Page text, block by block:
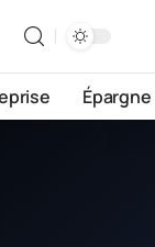
Épargne